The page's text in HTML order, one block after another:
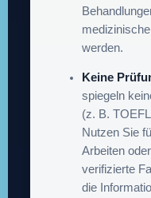
werden.
Keine
spiegeln
(z. B.
Nutzen Sie
Arbeiten
verifizierte
die